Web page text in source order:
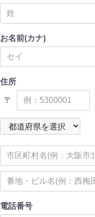
お名前(カナ)
住所
〒
電話番号